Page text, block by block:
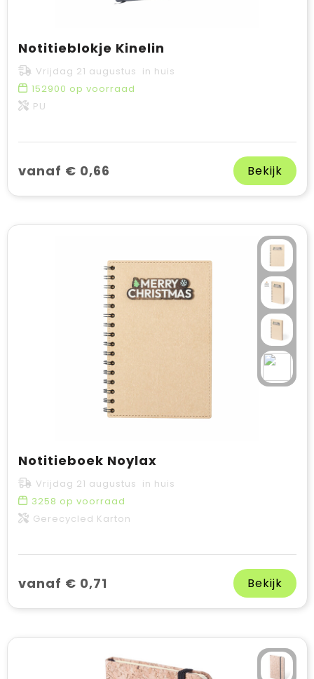
Notitieblokje Kinelin
Vrijdag 21 augustus in huis
152900 op voorraad
PU
vanaf € 0,66 Bekijk
Notitieboek Noylax
Vrijdag 21 augustus in huis
3258 op voorraad
Gerecycled Karton
vanaf € 0,71 Bekijk